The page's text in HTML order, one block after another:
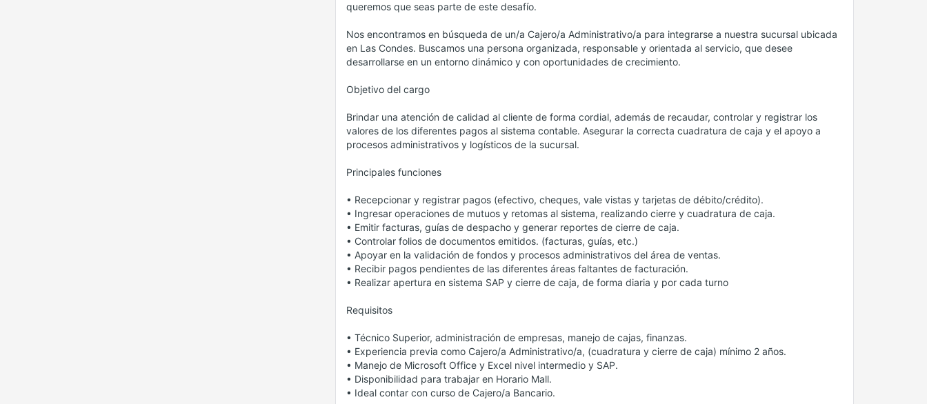
queremos que seas parte de este desafío.
Nos encontramos en búsqueda de un/a Cajero/a Administrativo/a para integrarse a nuestra sucursal ubicada
en Las Condes. Buscamos una persona organizada, responsable y orientada al servicio, que desee
desarrollarse en un entorno dinámico y con oportunidades de crecimiento.
Objetivo del cargo
Brindar una atención de calidad al cliente de forma cordial, además de recaudar, controlar y registrar los
valores de los diferentes pagos al sistema contable. Asegurar la correcta cuadratura de caja y el apoyo a
procesos administrativos y logísticos de la sucursal.
Principales funciones
• Recepcionar y registrar pagos (efectivo, cheques, vale vistas y tarjetas de débito/crédito).
• Ingresar operaciones de mutuos y retomas al sistema, realizando cierre y cuadratura de caja.
• Emitir facturas, guías de despacho y generar reportes de cierre de caja.
• Controlar folios de documentos emitidos. (facturas, guías, etc.)
• Apoyar en la validación de fondos y procesos administrativos del área de ventas.
• Recibir pagos pendientes de las diferentes áreas faltantes de facturación.
• Realizar apertura en sistema SAP y cierre de caja, de forma diaria y por cada turno
Requisitos
• Técnico Superior, administración de empresas, manejo de cajas, finanzas.
• Experiencia previa como Cajero/a Administrativo/a, (cuadratura y cierre de caja) mínimo 2 años.
• Manejo de Microsoft Office y Excel nivel intermedio y SAP.
• Disponibilidad para trabajar en Horario Mall.
• Ideal contar con curso de Cajero/a Bancario.